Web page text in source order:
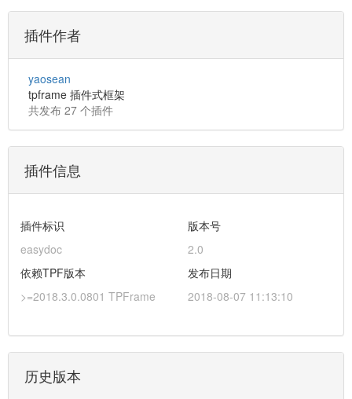
插件作者
yaosean
tpframe 插件式框架
共发布 27 个插件
插件信息
插件标识
easydoc
版本号
2.0
依赖TPF版本
>=2018.3.0.0801 TPFrame
发布日期
2018-08-07 11:13:10
历史版本